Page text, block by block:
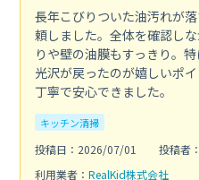
長年こびりついた油汚れが
頼しました。全体を確認し
りや壁の油膜もすっきり。
光沢が戻ったのが嬉しいポ
丁寧で安心できました。
キッチン清掃
投稿日：2026/07/01
投稿者
利用業者： RealKid株式会社